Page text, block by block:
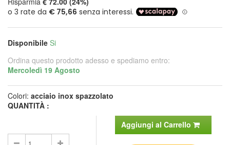
Disponibile Si
Ordina questo prodotto adesso e spediamo entro:
Mercoledì 19 Agosto
Colori: acciaio inox spazzolato
QUANTITÀ :
Aggiungi al Carrello